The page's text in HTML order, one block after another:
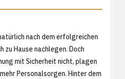
nach dem erfolgreichen
zu Hause nachlegen. Doch
mit Sicherheit nicht, plagen
Personalsorgen. Hinter dem